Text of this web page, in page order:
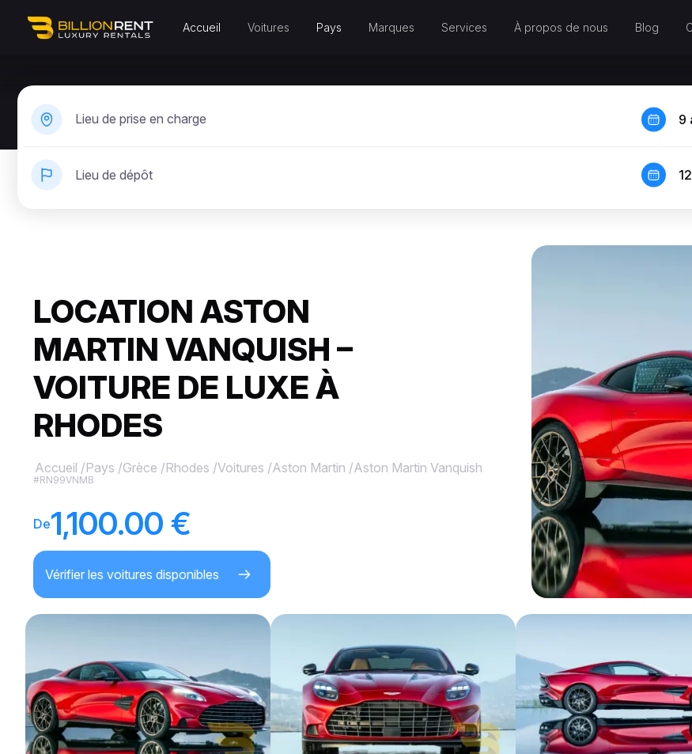
Accueil Voitures Pays Marques Services À propos de nous Blog
Lieu de prise en charge
Lieu de dépôt
9
LOCATION ASTON
MARTIN VANQUISH –
VOITURE DE LUXE À
RHODES
Accueil /Pays /Grèce /Rhodes /Voitures /Aston Martin /Aston Martin Vanquish
#RN99VNMB
De1,100.00 €
Vérifier les voitures disponibles